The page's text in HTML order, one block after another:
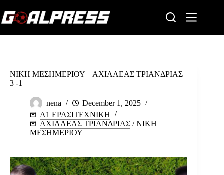
to
content
ΝΙΚΗ ΜΕΣΗΜΕΡΙΟΥ – ΑΧΙΛΛΕΑΣ ΤΡΙΑΝΔΡΙΑΣ
3 -1
nena
December 1, 2025
Α1 ΕΡΑΣΙΤΕΧΝΙΚΗ
ΑΧΙΛΛΕΑΣ ΤΡΙΑΝΔΡΙΑΣ /ΝΙΚΗ
ΜΕΣΗΜΕΡΙΟΥ